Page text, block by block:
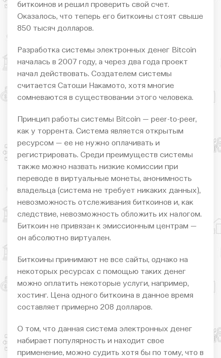
биткоинов и решил проверить свой счет.
Оказалось, что теперь его биткоины стоят свыше
850 тысяч долларов.
Разработка системы электронных денег Bitcoin
началась в 2007 году, а через два года проект
начал действовать. Создателем системы
считается Сатоши Накамото, хотя многие
сомневаются в существовании этого человека.
Принцип работы системы Bitcoin — peer-to-peer,
как у торрента. Система является открытым
ресурсом — ее не нужно оплачивать и
регистрировать. Среди преимуществ системы
также можно назвать низкие комиссии при
переводе в виртуальные монеты, анонимность
владельца (система не требует никаких данных),
невозможность отслеживания биткоинов и, как
следствие, невозможность обложить их налогом.
Биткоин не привязан к эмиссионным центрам —
он абсолютно виртуален.
Биткоины принимают не все сайты, однако на
некоторых ресурсах с помощью таких денег
можно оплатить некоторые услуги, например,
хостинг. Цена одного биткоина в данное время
составляет примерно 208 долларов.
О том, что данная система электронных денег
набирает популярность и находит свое
применение, можно судить хотя бы по тому, что в